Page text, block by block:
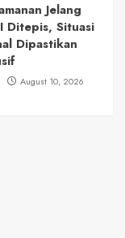
Jelang
Ditepis, Situasi
Dipastikan
August 10, 2026